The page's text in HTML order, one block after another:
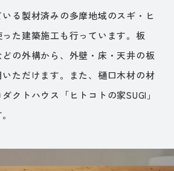
る製材済みの多摩地域のスギ・ヒ
た建築施工も行っています。板
の外構から、外壁・床・天井の板
ただけます。また、樋口木材の材
クトハウス「ヒトコトの家SUGI」